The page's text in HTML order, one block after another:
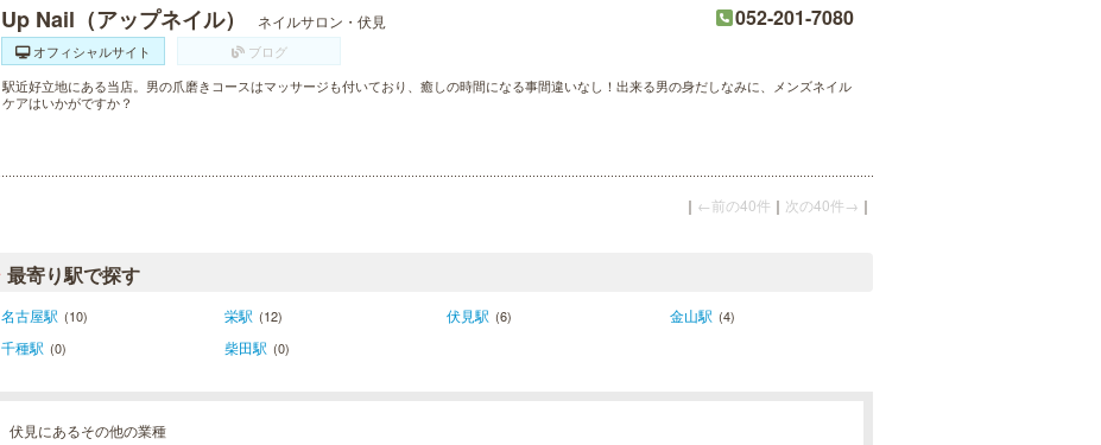
Up Nail（アップネイル） ネイルサロン・伏見 052-201-7080
オフィシャルサイト
ブログ
駅近好立地にある当店。男の爪磨きコースはマッサージも付いており、癒しの時間になる事間違いなし！出来る男の身だしなみに、メンズネイル
ケアはいかがですか？
｜ ←前の40件 ｜ 次の40件→ ｜
最寄り駅で探す
名古屋駅 (10) 栄駅 (12) 伏見駅 (6) 金山駅 (4)
千種駅 (0) 柴田駅 (0)
伏見にあるその他の業種